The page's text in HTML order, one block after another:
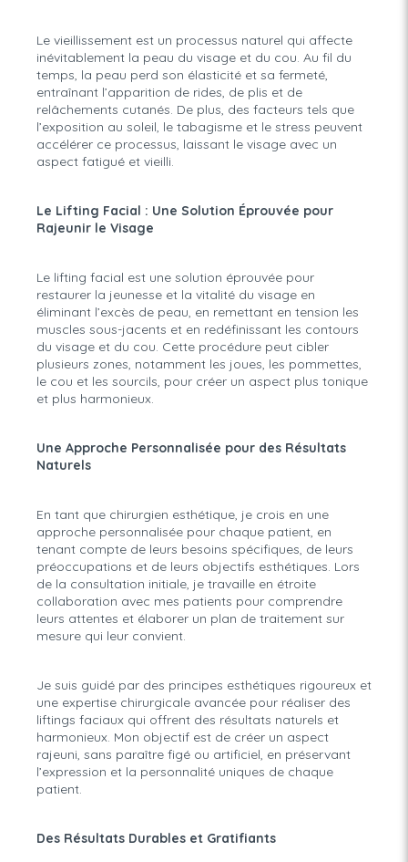
Le vieillissement est un processus naturel qui affecte
inévitablement la peau du visage et du cou. Au fil du
temps, la peau perd son élasticité et sa fermeté,
entraînant l’apparition de rides, de plis et de
relâchements cutanés. De plus, des facteurs tels que
l’exposition au soleil, le tabagisme et le stress peuvent
accélérer ce processus, laissant le visage avec un
aspect fatigué et vieilli.
Le Lifting Facial : Une Solution Éprouvée pour
Rajeunir le Visage
Le lifting facial est une solution éprouvée pour
restaurer la jeunesse et la vitalité du visage en
éliminant l’excès de peau, en remettant en tension les
muscles sous-jacents et en redéfinissant les contours
du visage et du cou. Cette procédure peut cibler
plusieurs zones, notamment les joues, les pommettes,
le cou et les sourcils, pour créer un aspect plus tonique
et plus harmonieux.
Une Approche Personnalisée pour des Résultats
Naturels
En tant que chirurgien esthétique, je crois en une
approche personnalisée pour chaque patient, en
tenant compte de leurs besoins spécifiques, de leurs
préoccupations et de leurs objectifs esthétiques. Lors
de la consultation initiale, je travaille en étroite
collaboration avec mes patients pour comprendre
leurs attentes et élaborer un plan de traitement sur
mesure qui leur convient.
Je suis guidé par des principes esthétiques rigoureux et
une expertise chirurgicale avancée pour réaliser des
liftings faciaux qui offrent des résultats naturels et
harmonieux. Mon objectif est de créer un aspect
rajeuni, sans paraître figé ou artificiel, en préservant
l’expression et la personnalité uniques de chaque
patient.
Des Résultats Durables et Gratifiants